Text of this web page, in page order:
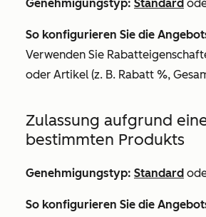
Genehmigungstyp: Standard
So konfigurieren Sie die
Verwenden Sie
oder Artikel (z. B. Rabatt %,
Zulassung aufgrund
bestimmten Produkts
Genehmigungstyp: Standard
So konfigurieren Sie die